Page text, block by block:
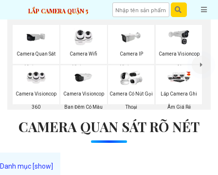
LẮP CAMERA QUẬN 5
Camera Quan Sát
Visioncop
Camera Wifi
Visioncop
Camera IP
Visioncop
Camera Visioncop
Al
Camera Visioncop
360
Camera Visioncop
Ban Đêm Có Màu
Camera Có Nút Gọi
Thoại
Lắp Camera Ghi
Âm Giá Rẻ
CAMERA QUAN SÁT RÕ NÉT